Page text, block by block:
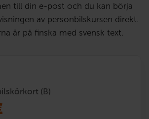
till din e-post och du kan börja
av personbilskursen direkt.
är på finska med svensk text.
(B)